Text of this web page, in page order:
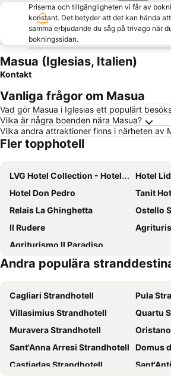
Priserna och tillgängligheten vi får av
konstant. Det betyder att det kan hända
samma erbjudande du såg på trivago när
bokningssidan.
Masua (Iglesias, Italien)
Kontakt
Vanliga frågor om Masua
Vad gör Masua i Iglesias ett populärt
Vilka är några boenden nära Masua?
Vilka andra attraktioner finns i närheten av
Fler topphotell
LVG Hotel Collection - Hotel La Rosa dei Venti
Hotel
Hotel Don Pedro
Tanit
Relais La Ghinghetta
Ostello
Il Rudere
Agriturismo Il Paradiso
Andra populära
Cagliari Strandhotell
Pula
Villasimius Strandhotell
Quartu
Muravera Strandhotell
Sant'Anna Arresi Strandhotell
Domus
Castiadas Strandhotell